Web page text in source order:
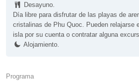
Desayuno.
Día libre para disfrutar de las playas de
cristalinas de Phu Quoc. Pueden relajarse
isla por su cuenta o contratar alguna
Alojamiento.
Programa